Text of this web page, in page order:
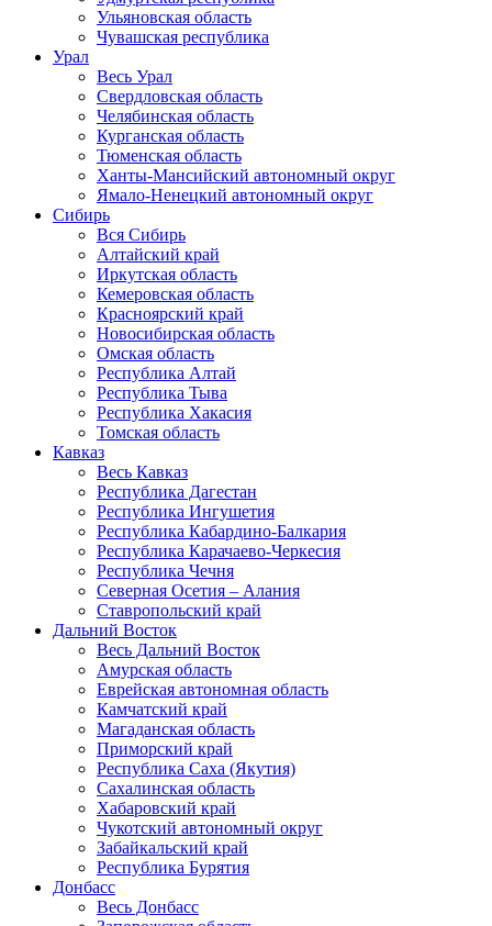
Ульяновская область
Чувашская республика
Урал
Весь Урал
Свердловская область
Челябинская область
Курганская область
Тюменская область
Ханты-Мансийский автономный округ
Ямало-Ненецкий автономный округ
Сибирь
Вся Сибирь
Алтайский край
Иркутская область
Кемеровская область
Красноярский край
Новосибирская область
Омская область
Республика Алтай
Республика Тыва
Республика Хакасия
Томская область
Кавказ
Весь Кавказ
Республика Дагестан
Республика Ингушетия
Республика Кабардино-Балкария
Республика Карачаево-Черкесия
Республика Чечня
Северная Осетия – Алания
Ставропольский край
Дальний Восток
Весь Дальний Восток
Амурская область
Еврейская автономная область
Камчатский край
Магаданская область
Приморский край
Республика Саха (Якутия)
Сахалинская область
Хабаровский край
Чукотский автономный округ
Забайкальский край
Республика Бурятия
Донбасс
Весь Донбасс